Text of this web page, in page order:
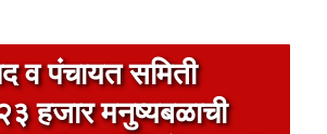
व पंचायत समिती
हजार मनुष्यबळाची